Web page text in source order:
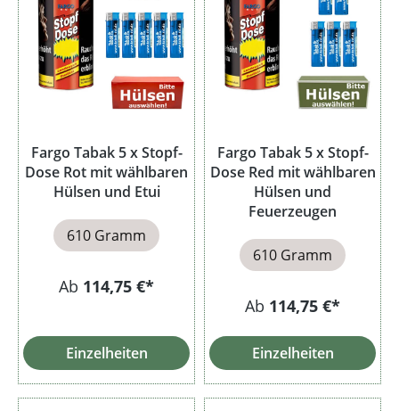
Fargo Tabak 5 x Stopf-
Dose Rot mit wählbaren
Hülsen und Etui
610 Gramm
Ab 114,75 €*
Einzelheiten
Fargo Tabak 5 x Stopf-
Dose Red mit wählbaren
Hülsen und
Feuerzeugen
610 Gramm
Ab 114,75 €*
Einzelheiten